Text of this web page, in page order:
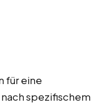
für eine
spezifischem